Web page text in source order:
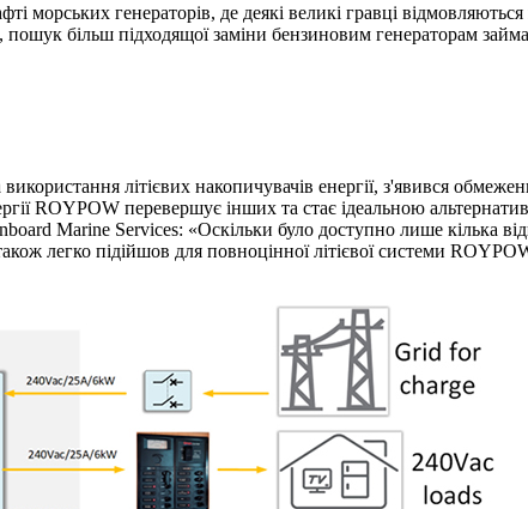
морських генераторів, де деякі великі гравці
більш підходящої заміни бензиновим генераторам
літієвих накопичувачів енергії, з'явився
ROYPOW перевершує інших та стає ідеальною
Marine Services: «Оскільки було доступно лише кілька
легко підійшов для повноцінної літієвої системи